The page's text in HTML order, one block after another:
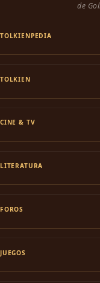
de
TOLKIENPEDIA
TOLKIEN
CINE & TV
LITERATURA
FOROS
JUEGOS